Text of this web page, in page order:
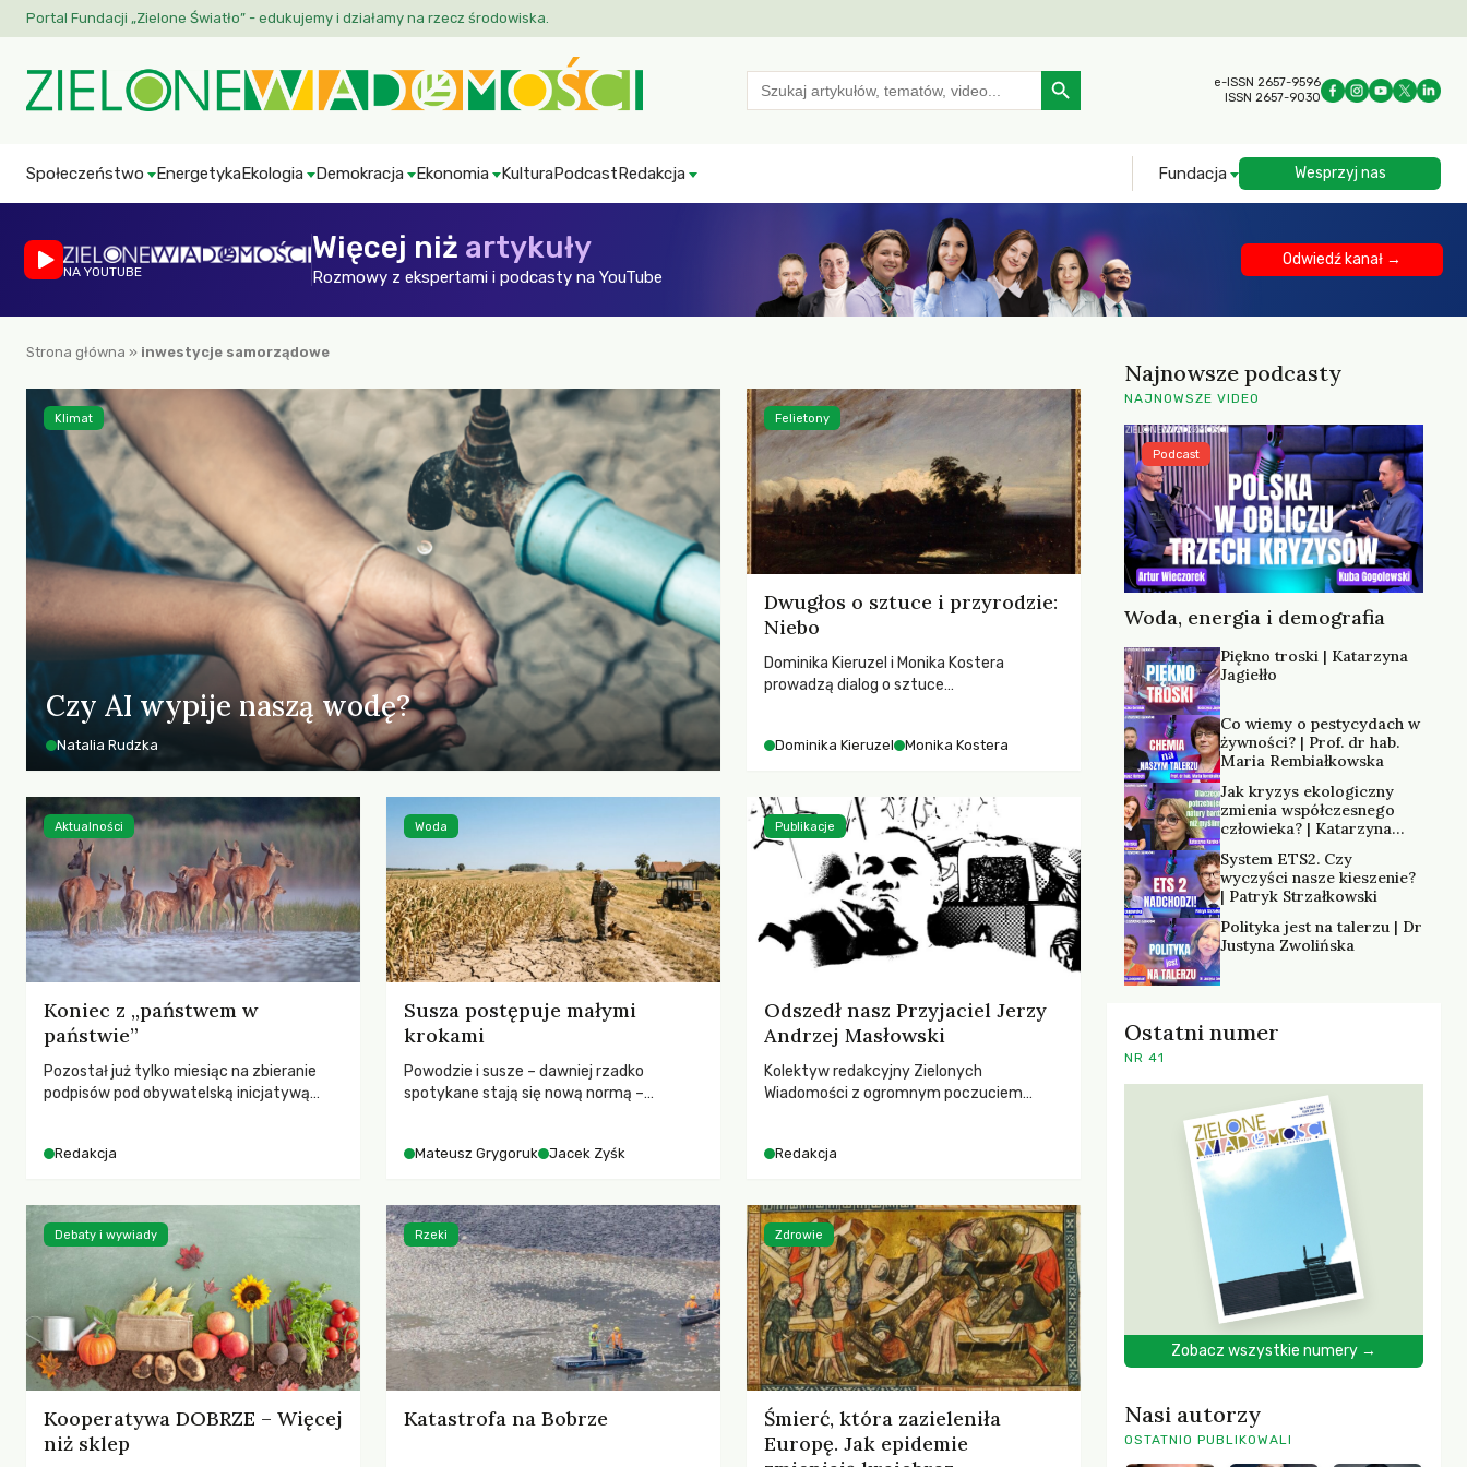
Portal Fundacji „Zielone Światło” - edukujemy i działamy na rzecz środowiska.
Search
for:
Search Button
e-ISSN 2657-9596
ISSN 2657-9030
Społeczeństwo EnergetykaEkologia Demokracja Ekonomia KulturaPodcastRedakcja Fundacja Wesprzyj nas
NA YOUTUBE
Więcej niż artykuły
Rozmowy z ekspertami i podcasty na YouTube
Odwiedź kanał →
Strona główna » inwestycje samorządowe
Czy AI wypije naszą wodę?
Natalia Rudzka
Klimat
Dwugłos o sztuce i przyrodzie:
Niebo
Dominika Kieruzel i Monika Kostera
prowadzą dialog o sztuce
wrażliwość, odczuwanie przestrzeni oraz
Dominika Kieruzel Monika Kostera
Felietony
Koniec z „państwem w
państwie”
Pozostał już tylko miesiąc na zbieranie
podpisów pod obywatelską inicjatywą
pełną mobilizację, ponieważ projekt
rozwiązania dla przyrody i zwierząt,
radykalnie zmieniając dotychczasowy
paradygmat funkcjonowania łowiectwa w
Polsce.
Redakcja
Aktualności
Susza postępuje małymi
krokami
Powodzie i susze – dawniej rzadko
spotykane stają się nową normą –
SGGW.
Mateusz Grygoruk Jacek Zyśk
Woda
Odszedł nasz Przyjaciel Jerzy
Andrzej Masłowski
Kolektyw redakcyjny Zielonych
Wiadomości z ogromnym poczuciem
kochanego Opiekuna, Mecenasa i Mentora.
Redakcja
Publikacje
Kooperatywa DOBRZE – Więcej
niż sklep
Debaty i wywiady
Katastrofa na Bobrze
Rzeki
Śmierć, która zazieleniła
Europę. Jak epidemie
Zdrowie
Najnowsze podcasty
NAJNOWSZE VIDEO
Woda, energia i demografia
Podcast
Piękno troski | Katarzyna
Jagiełło
Co wiemy o pestycydach w
żywności? | Prof. dr hab.
Maria Rembiałkowska
Jak kryzys ekologiczny
zmienia współczesnego
człowieka? | Katarzyna
System ETS2. Czy
wyczyści nasze kieszenie?
| Patryk Strzałkowski
Polityka jest na talerzu | Dr
Justyna Zwolińska
Ostatni numer
NR 41
Zobacz wszystkie numery →
Nasi autorzy
OSTATNIO PUBLIKOWALI